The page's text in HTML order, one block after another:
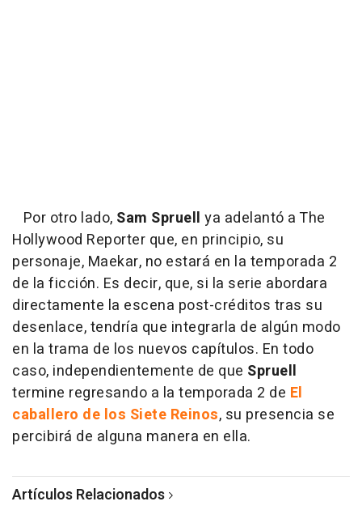
Por otro lado, Sam Spruell ya adelantó a The
Hollywood Reporter que, en principio, su
personaje, Maekar, no estará en la temporada 2
de la ficción. Es decir, que, si la serie abordara
directamente la escena post-créditos tras su
desenlace, tendría que integrarla de algún modo
en la trama de los nuevos capítulos. En todo
caso, independientemente de que Spruell
termine regresando a la temporada 2 de El
caballero de los Siete Reinos, su presencia se
percibirá de alguna manera en ella.
Artículos Relacionados